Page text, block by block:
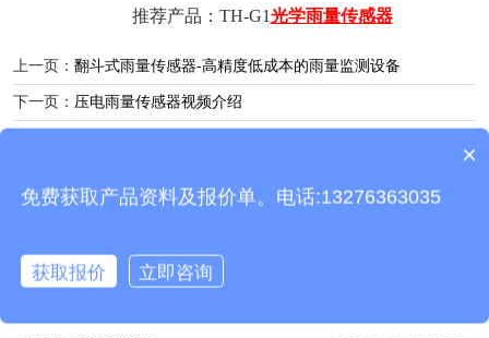
推荐产品：TH-G1光学雨量传感器
上一页： 翻斗式雨量传感器-高精度低成本的雨量监测设备
下一页： 压电雨量传感器视频介绍
产品包含安装吗？
×
免费获取产品资料及报价单。电话:13276363035
获取报价 立即咨询